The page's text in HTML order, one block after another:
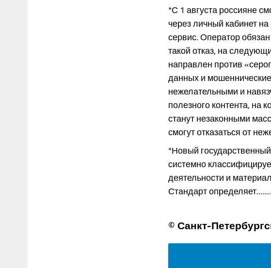
*С 1 августа россияне
через личный кабинет
сервис. Оператор
такой отказ, на
направлен против
данных и
нежелательными и
полезного контента, на
станут незаконными
смогут отказаться от
*Новый
системно
деятельности и
Стандарт определяет........
© Санкт-